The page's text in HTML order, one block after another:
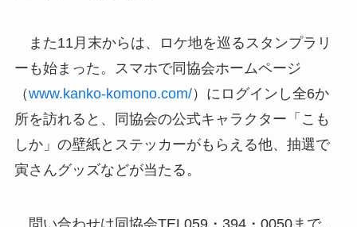
また11月末からは、ロケ地を巡るスタンプラリ
ーも始まった。スマホで同協会ホームページ
（www.kanko-komono.com/）にログインし全6か
所を訪れると、同協会の公式キャラクター「こも
しか」の壁紙とステッカーがもらえる他、抽選で
寅さんグッズなどが当たる。